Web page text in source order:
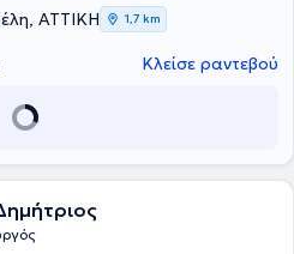
de La Tour στη Γενεύη,
καθώς και στη Χειρουργική Άκρου
συμμετοχές σε συνέδρια και
ενεργό μέλος του Ιατρικού
(ΕΕΧΟΤ).Στόχος του είναι η
ΑΤΤΙΚΗ 1,7 km
Κλείσε ραντεβού